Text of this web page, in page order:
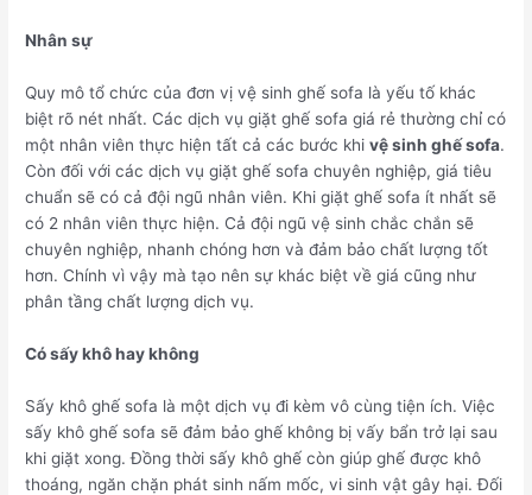
Nhân sự
Quy mô tổ chức của đơn vị vệ sinh ghế sofa là yếu tố khác
biệt rõ nét nhất. Các dịch vụ giặt ghế sofa giá rẻ thường chỉ có
một nhân viên thực hiện tất cả các bước khivệ sinh ghế sofa.
Còn đối với các dịch vụ giặt ghế sofa chuyên nghiệp, giá tiêu
chuẩn sẽ có cả đội ngũ nhân viên. Khi giặt ghế sofa ít nhất sẽ
có 2 nhân viên thực hiện. Cả đội ngũ vệ sinh chắc chắn sẽ
chuyên nghiệp, nhanh chóng hơn và đảm bảo chất lượng tốt
hơn. Chính vì vậy mà tạo nên sự khác biệt về giá cũng như
phân tầng chất lượng dịch vụ.
Có sấy khô hay không
Sấy khô ghế sofa là một dịch vụ đi kèm vô cùng tiện ích. Việc
sấy khô ghế sofa sẽ đảm bảo ghế không bị vấy bẩn trở lại sau
khi giặt xong. Đồng thời sấy khô ghế còn giúp ghế được khô
thoáng, ngăn chặn phát sinh nấm mốc, vi sinh vật gây hại. Đối